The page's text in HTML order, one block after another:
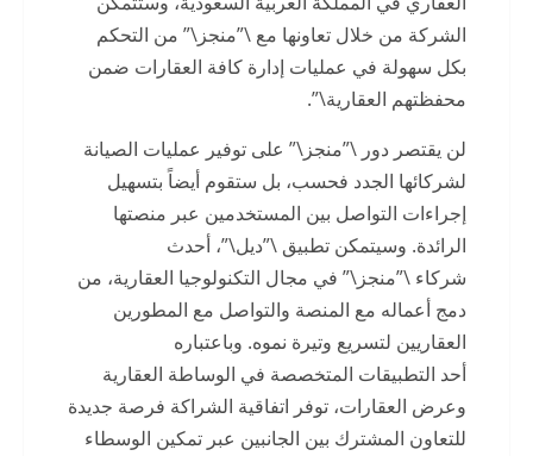
الشركة من خلال تعاونها مع \”منجز\” من التحكم
بكل سهولة في عمليات إدارة كافة العقارات ضمن
محفظتهم العقارية\”.
لن يقتصر دور \”منجز\” على توفير عمليات الصيانة
لشركائها الجدد فحسب، بل ستقوم أيضاً بتسهيل
إجراءات التواصل بين المستخدمين عبر منصتها
الرائدة. وسيتمكن تطبيق \”ديل\”، أحدث
شركاء \”منجز\” في مجال التكنولوجيا العقارية، من
دمج أعماله مع المنصة والتواصل مع المطورين
العقاريين لتسريع وتيرة نموه. وباعتباره
أحد التطبيقات المتخصصة في الوساطة العقارية
وعرض العقارات، توفر اتفاقية الشراكة فرصة جديدة
للتعاون المشترك بين الجانبين عبر تمكين الوسطاء